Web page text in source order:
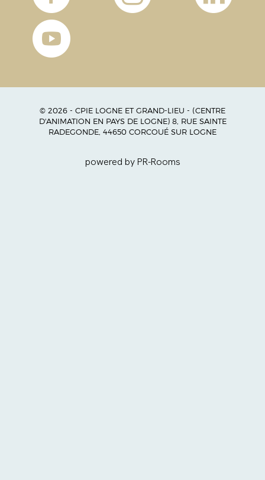
© 2026 - CPIE LOGNE ET GRAND-LIEU - (CENTRE
D'ANIMATION EN PAYS DE LOGNE) 8, RUE SAINTE
RADEGONDE, 44650 CORCOUÉ SUR LOGNE
powered by PR-Rooms